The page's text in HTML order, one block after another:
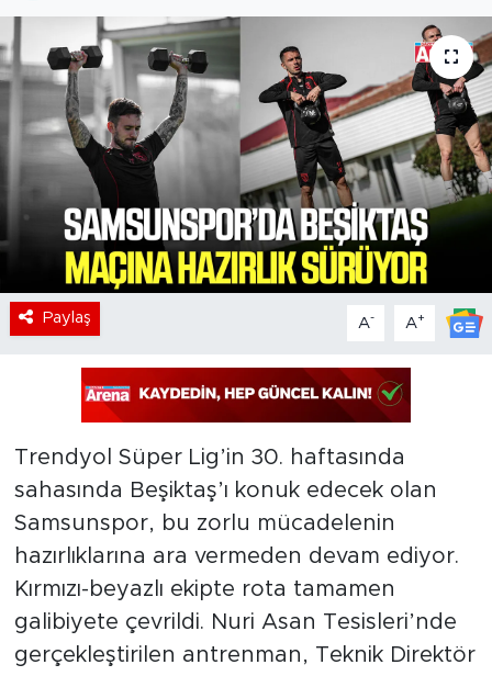
Paylaş A- A+
Trendyol Süper Lig’in 30. haftasında
sahasında Beşiktaş’ı konuk edecek olan
Samsunspor, bu zorlu mücadelenin
hazırlıklarına ara vermeden devam ediyor.
Kırmızı-beyazlı ekipte rota tamamen
galibiyete çevrildi. Nuri Asan Tesisleri’nde
gerçekleştirilen antrenman, Teknik Direktör